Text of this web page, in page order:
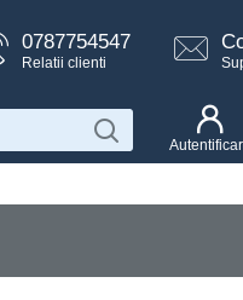
0787754547
Relatii clienti